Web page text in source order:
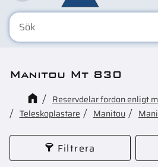
Manitou Mt 830
Reservdelar fordon enligt
Teleskoplastare
Manitou
Filtrera